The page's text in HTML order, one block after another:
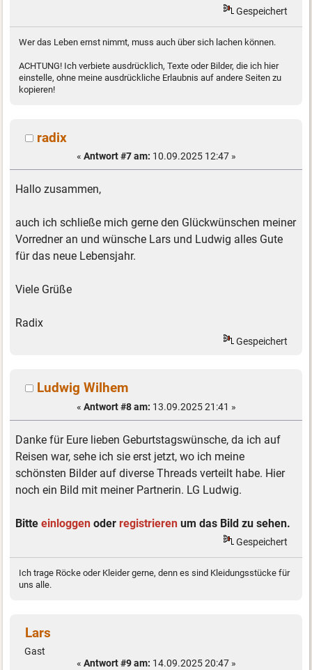
Gespeichert
Wer das Leben ernst nimmt, muss auch über sich lachen können.
ACHTUNG! Ich verbiete ausdrücklich, Texte oder Bilder, die ich hier
einstelle, ohne meine ausdrückliche Erlaubnis auf andere Seiten zu
kopieren!
radix
« Antwort #7 am: 10.09.2025 12:47 »
Hallo zusammen,
auch ich schließe mich gerne den Glückwünschen meiner
Vorredner an und wünsche Lars und Ludwig alles Gute
für das neue Lebensjahr.
Viele Grüße
Radix
Gespeichert
Ludwig Wilhem
« Antwort #8 am: 13.09.2025 21:41 »
Danke für Eure lieben Geburtstagswünsche, da ich auf
Reisen war, sehe ich sie erst jetzt, wo ich meine
schönsten Bilder auf diverse Threads verteilt habe. Hier
noch ein Bild mit meiner Partnerin. LG Ludwig.
Bitteeinloggen oderregistrieren um das Bild zu sehen.
Gespeichert
Ich trage Röcke oder Kleider gerne, denn es sind Kleidungsstücke für
uns alle.
Lars
Gast
« Antwort #9 am: 14.09.2025 20:47 »